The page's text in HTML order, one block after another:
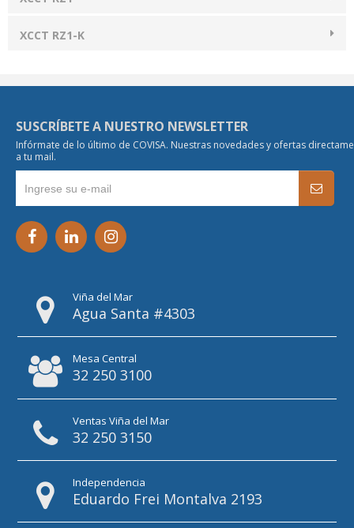
XCCT RZ1-K
SUSCRÍBETE A NUESTRO NEWSLETTER
Infórmate de lo último de COVISA. Nuestras novedades y ofertas
a tu mail.
Viña del Mar
Agua Santa #4303
Mesa Central
32 250 3100
Ventas Viña del Mar
32 250 3150
Independencia
Eduardo Frei Montalva 2193